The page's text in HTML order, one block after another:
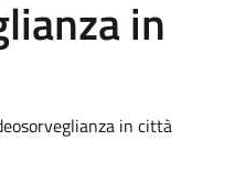
in
in città